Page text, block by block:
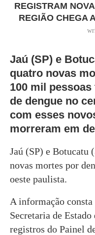
REGISTRAM
REGIÃO CHEGA
Jaú (SP) e
quatro novas
100 mil
de dengue no
com esses
morreram em
Jaú (SP) e Botucatu
novas mortes por
oeste paulista.
A informação
Secretaria de
registros do Painel